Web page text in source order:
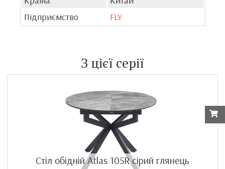
Підприємство
FLY
З цієї серії
Стіл обідній Atlas 105R сірий глянець